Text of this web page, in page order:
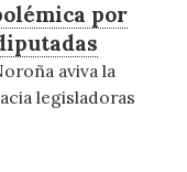
por
aviva la
legisladoras